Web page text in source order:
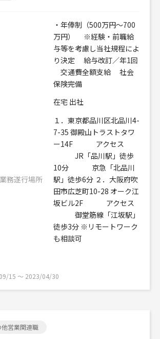
・年俸制（500万円〜700
万円） ※経験・前職給
与等を考慮し当社規程によ
り決定 給与改訂／年1回
交通費全額支給 社会
保険完備
在宅 出社
務遂行場所
１．東京都品川区北品川4-
7-35 御殿山トラストタワ
ー14F アクセス
JR「品川駅」徒歩
10分 京急「北品川
駅」徒歩6分 ２．大阪府吹
田市広芝町10-28 オーク江
坂ビル2F アクセス
御堂筋線「江坂駅」
徒歩3分 ※リモートワーク
も相談可
15 〜 2023/04/30
営業関連職